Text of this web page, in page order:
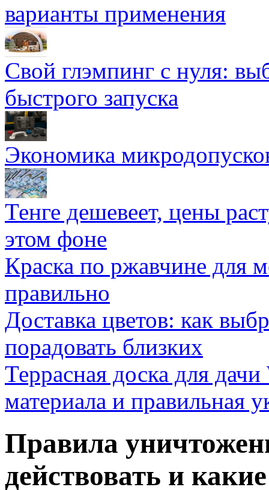
варианты применения
Свой глэмпинг с нуля:
быстрого запуска
Экономика
Тенге дешевеет, цены
этом фоне
Краска по ржавчине для
правильно
Доставка цветов: как
порадовать близких
Террасная доска для
материала и правильная
Правила
действовать и